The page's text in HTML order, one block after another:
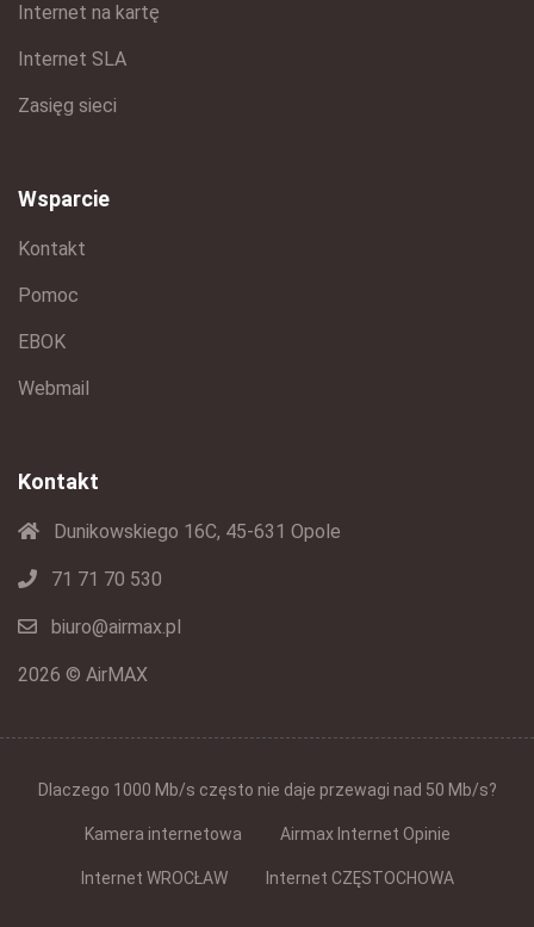
Internet na kartę
Internet SLA
Zasięg sieci
Wsparcie
Kontakt
Pomoc
EBOK
Webmail
Kontakt
Dunikowskiego 16C, 45-631 Opole
71 71 70 530
biuro@airmax.pl
2026 © AirMAX
Dlaczego 1000 Mb/s często nie daje przewagi nad 50 Mb/s?
Kamera internetowa Airmax Internet Opinie
Internet WROCŁAW Internet CZĘSTOCHOWA